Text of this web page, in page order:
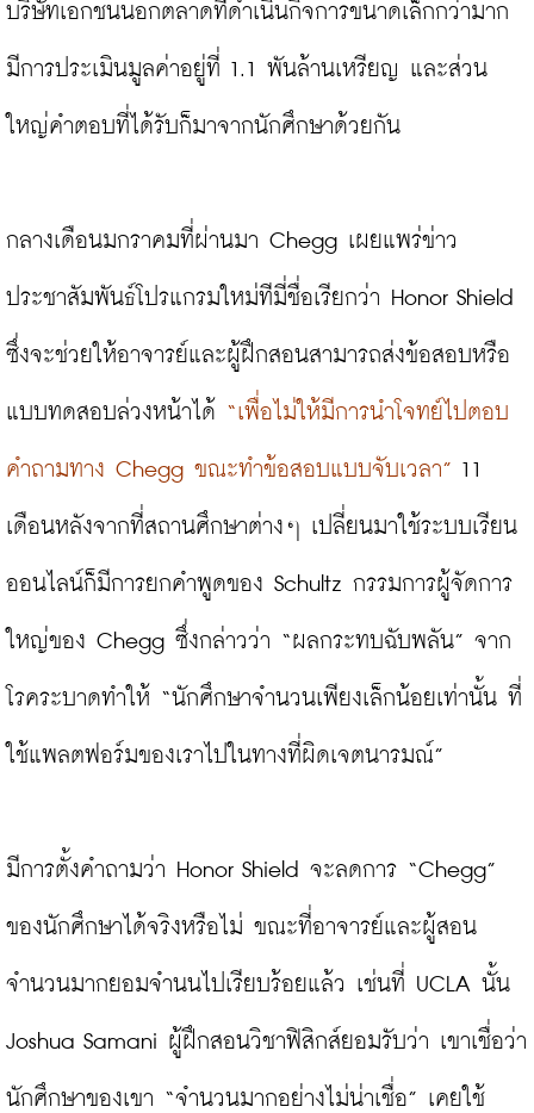
บริษัทเอกชนนอกตลาดที่ดำเนินกิจการขนาดเล็กกว่ามาก
มีการประเมินมูลค่าอยู่ที่ 1.1 พันล้านเหรียญ และส่วน
ใหญ่คำตอบที่ได้รับก็มาจากนักศึกษาด้วยกัน
กลางเดือนมกราคมที่ผ่านมา Chegg เผยแพร่ข่าว
ประชาสัมพันธ์โปรแกรมใหม่ทีมี่ชื่อเรียกว่า Honor Shield
ซึ่งจะช่วยให้อาจารย์และผู้ฝึกสอนสามารถส่งข้อสอบหรือ
แบบทดสอบล่วงหน้าได้ “เพื่อไม่ให้มีการนำโจทย์ไปตอบ
คำถามทาง Chegg ขณะทำข้อสอบแบบจับเวลา” 11
เดือนหลังจากที่สถานศึกษาต่างๆ เปลี่ยนมาใช้ระบบเรียน
ออนไลน์ก็มีการยกคำพูดของ Schultz กรรมการผู้จัดการ
ใหญ่ของ Chegg ซึ่งกล่าวว่า “ผลกระทบฉับพลัน” จาก
โรคระบาดทำให้ “นักศึกษาจำนวนเพียงเล็กน้อยเท่านั้น ที่
ใช้แพลตฟอร์มของเราไปในทางที่ผิดเจตนารมณ์”
มีการตั้งคำถามว่า Honor Shield จะลดการ “Chegg”
ของนักศึกษาได้จริงหรือไม่ ขณะที่อาจารย์และผู้สอน
จำนวนมากยอมจำนนไปเรียบร้อยแล้ว เช่นที่ UCLA นั้น
Joshua Samani ผู้ฝึกสอนวิชาฟิสิกส์ยอมรับว่า เขาเชื่อว่า
นักศึกษาของเขา “จำนวนมากอย่างไม่น่าเชื่อ” เคยใช้